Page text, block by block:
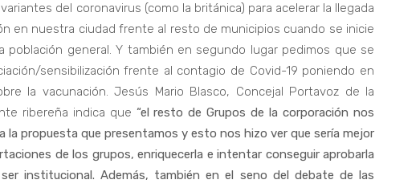
del coronavirus (como la británica) para acelerar la llegada
en nuestra ciudad frente al resto de municipios cuando se inicie
población general. Y también en segundo lugar pedimos que se
sensibilización frente al contagio de Covid-19 poniendo en
la vacunación. Jesús Mario Blasco, Concejal Portavoz de la
ribereña indica que “el resto de Grupos de la corporación nos
la propuesta que presentamos y esto nos hizo ver que sería mejor
de los grupos, enriquecerla e intentar conseguir aprobarla
institucional. Además, también en el seno del debate de las